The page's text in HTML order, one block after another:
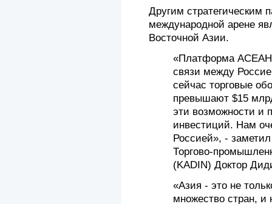
Другим стратегическим
международной арене
Восточной Азии.
«Платформа АСЕАН
связи между
сейчас торговые
превышают $15
эти возможности и
инвестиций. Нам
Россией», -
Торгово-
(KADIN) Доктор
«Азия - это не
множество стран, и